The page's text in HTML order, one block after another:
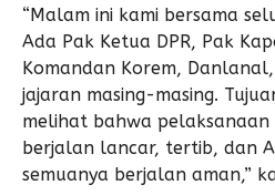
“Malam ini kami bersama
Ada Pak Ketua DPR, Pak
Komandan Korem,
jajaran masing-masing.
melihat bahwa
berjalan lancar, tertib, dan
semuanya berjalan aman,”